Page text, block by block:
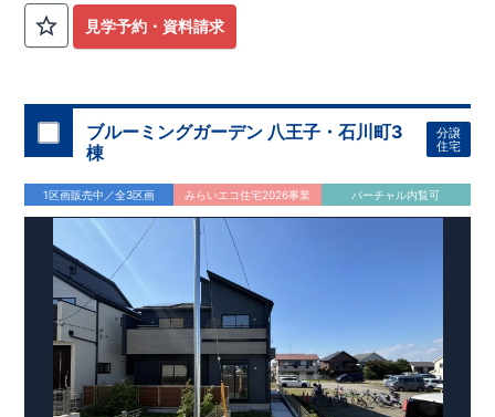
ー相模原店
模原店 徒歩
・やまうち医院 徒歩
ります。
・設計、施工、営業が互いに協力しあい、最良のプラ
ンを提供いたします。 ・不要な中間マージンを抑えることで、
コストダウンに努めています。
・東栄住宅
の建物は、国が定めた耐震等級で3を取得。建築基準法で定め
られた、｢数百年に一度発生する地震に対して、倒壊、崩壊しな
い。｣という基準から、さらに
す。
【住宅性能評価ダブル取得】
設計段階で、国が認めた第三者機関が評価しています。
住宅性能評価：評価を受けた図面通りに施工されているか、建
設までに、計4回のチェックが行われます。
でなく、現場の施工状況を検査した上で、品質を保証していま
す。
【充実のアフターサポート】
・東栄住宅では、お引渡し後最大10回の無料定期点検と、
年
間の品質保証を実施。お引渡しからが本当のお付き合いだと考
え、アフターサービスを外部の業者に委託せず、東栄住宅グル
ープ「東栄ホームサービス株式会社」にて責任をもって対応い
たします。
見学予約・資料請求
ブルーミングガーデン 八王子・石川町3
棟
分譲
住宅
1区画販売中／全3区画 みらいエコ住宅2026事業 バーチャル内覧可